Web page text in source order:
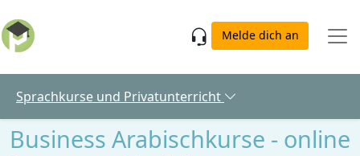
Melde dich an
Sprachkurse und Privatunterricht
Business Arabischkurse - online